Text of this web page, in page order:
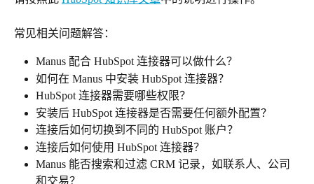
常见相关问题解答：
Manus 配合 HubSpot 连接器可以做什么？
如何在 Manus 中安装 HubSpot 连接器？
HubSpot 连接器需要哪些权限？
安装后 HubSpot 连接器是否需要任何额外配置？
连接后如何切换到不同的 HubSpot 账户？
连接后如何使用 HubSpot 连接器？
Manus 能否搜索和过滤 CRM 记录，如联系人、公司
和交易？